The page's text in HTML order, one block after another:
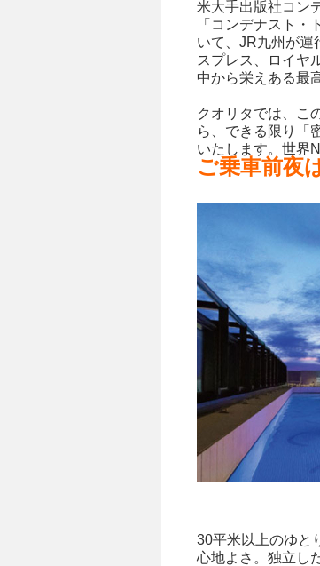
米大手出版社コン
「コンデナスト
いて、JR九州が運
スプレス、ロイヤ
中から栄えある最
クオリタでは、こ
ら、できる限り「
いたします。世界
ご乗車前夜
30平米以上のゆと
心地よさ。独立し